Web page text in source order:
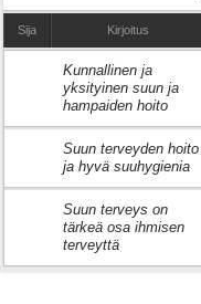
Sija Kirjoitus
Kunnallinen ja
yksityinen suun ja
hampaiden hoito
Suun terveyden hoito
ja hyvä suuhygienia
Suun terveys on
tärkeä osa ihmisen
terveyttä